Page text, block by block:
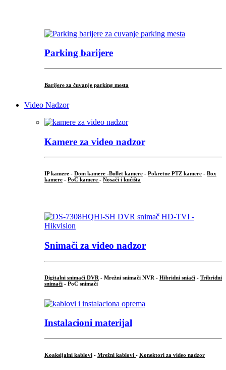
Parking barijere
Barijere za čuvanje parking mesta
Video Nadzor
Kamere za video nadzor
IP kamere - Dom kamere -Bullet kamere - Pokretne PTZ kamere - Box
kamere - PoC kamere - Nosači i kućišta
Snimači za video nadzor
Digitalni snimači DVR - Mrežni snimači NVR - Hibridni sniači - Tribridni
snimači - PoC snimači
Instalacioni materijal
Koaksijalni kablovi - Mrežni kablovi - Konektori za video nadzor